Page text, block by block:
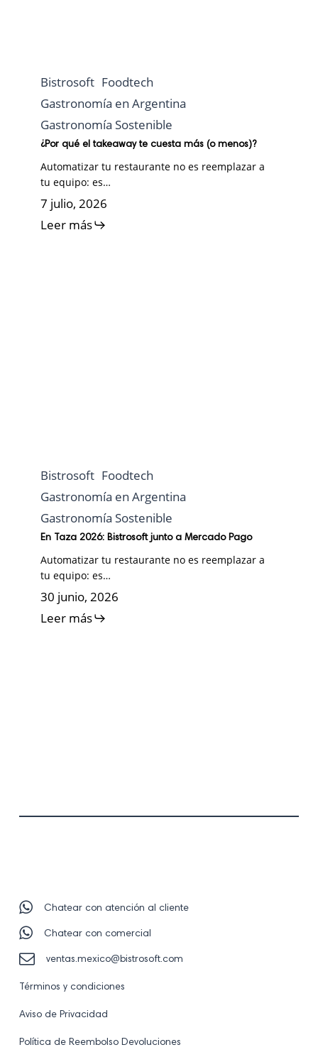
Bistrosoft Foodtech
Gastronomía en Argentina
Gastronomía Sostenible
¿Por qué el takeaway te cuesta más (o menos)?
Automatizar tu restaurante no es reemplazar a
tu equipo: es…
7 julio, 2026
Leer más
Bistrosoft Foodtech
Gastronomía en Argentina
Gastronomía Sostenible
En Taza 2026: Bistrosoft junto a Mercado Pago
Automatizar tu restaurante no es reemplazar a
tu equipo: es…
30 junio, 2026
Leer más
Chatear con atención al cliente
Chatear con comercial
ventas.mexico@bistrosoft.com
Términos y condiciones
Aviso de Privacidad
Política de Reembolso Devoluciones